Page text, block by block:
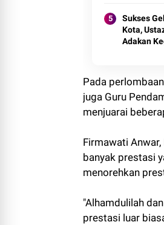
Sukses
Kota,
Adakan
Pada
juga Guru
menjuarai
Firmawati
banyak prestasi
menorehkan
"Alhamdulilah
prestasi luar